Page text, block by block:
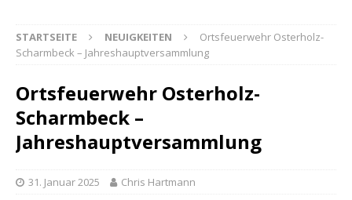
STARTSEITE NEUIGKEITEN
Ortsfeuerwehr Osterholz-
Scharmbeck – Jahreshauptversammlung
Ortsfeuerwehr Osterholz-
Scharmbeck –
Jahreshauptversammlung
31. Januar 2025 Chris Hartmann